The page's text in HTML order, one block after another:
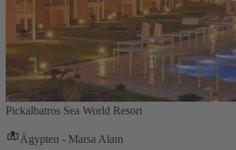
Pickalbatros Sea World Resort
Ägypten - Marsa Alam